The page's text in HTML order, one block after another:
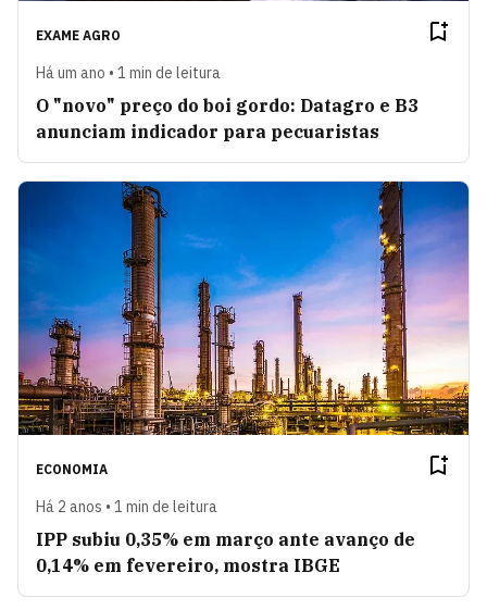
EXAME AGRO
Há um ano • 1 min de leitura
O "novo" preço do boi gordo: Datagro e B3
anunciam indicador para pecuaristas
ECONOMIA
Há 2 anos • 1 min de leitura
IPP subiu 0,35% em março ante avanço de
0,14% em fevereiro, mostra IBGE